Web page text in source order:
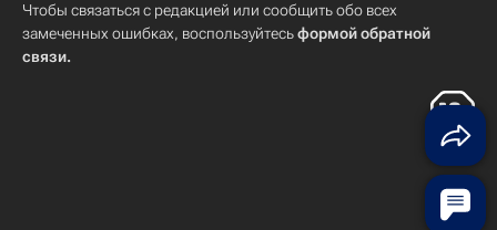
Чтобы связаться с редакцией или сообщить обо всех
замеченных ошибках, воспользуйтесьформой обратной
связи.